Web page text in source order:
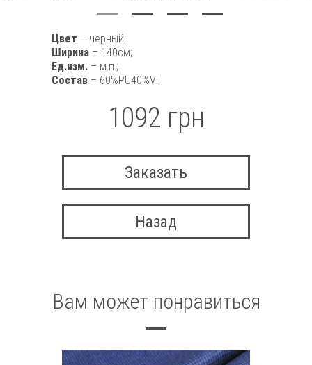
Цвет – черный;
Ширина – 140см;
Ед.изм. – м.п.;
Состав – 60%PU40%VI
1092 грн
Заказать
Назад
Вам может понравиться